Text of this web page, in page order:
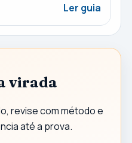
Ler guia
virada
revise com método e
até a prova.